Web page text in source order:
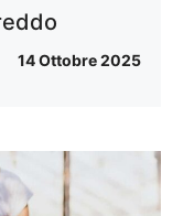
14 Ottobre 2025